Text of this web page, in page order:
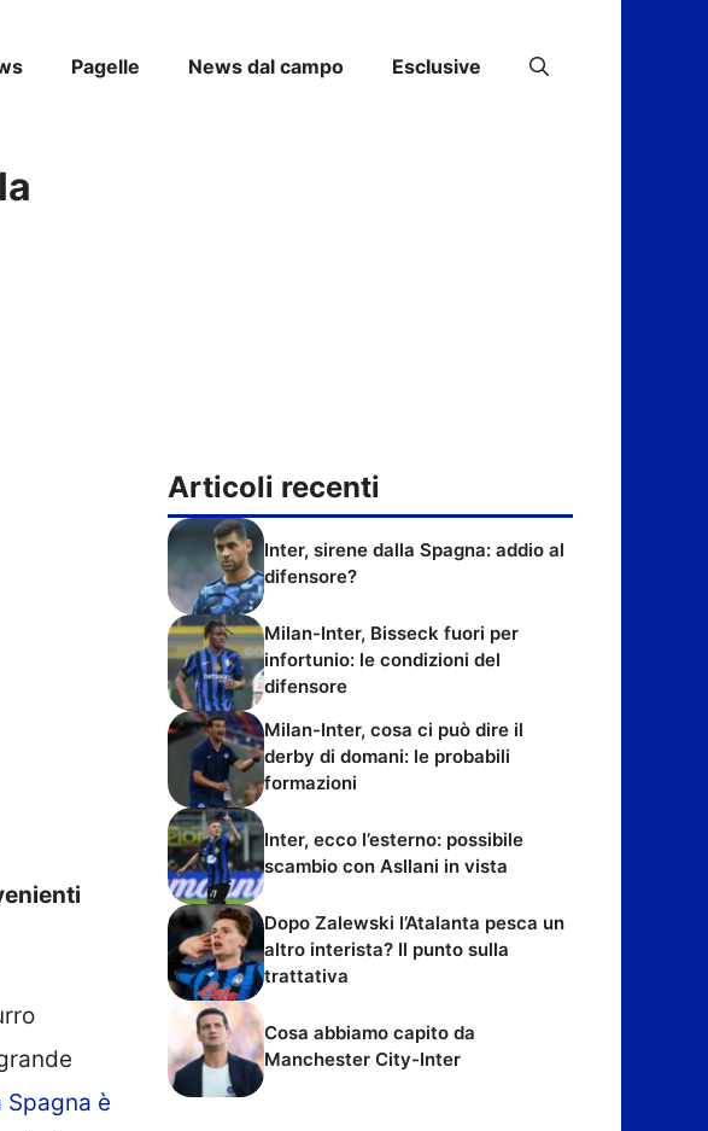
Pagelle News dal campo Esclusive
Spagna è
Articoli recenti
Inter, sirene dalla Spagna: addio al
difensore?
Milan-Inter, Bisseck fuori per
infortunio: le condizioni del
difensore
Milan-Inter, cosa ci può dire il
derby di domani: le probabili
formazioni
Inter, ecco l’esterno: possibile
scambio con Asllani in vista
Dopo Zalewski l’Atalanta pesca un
altro interista? Il punto sulla
trattativa
Cosa abbiamo capito da
Manchester City-Inter